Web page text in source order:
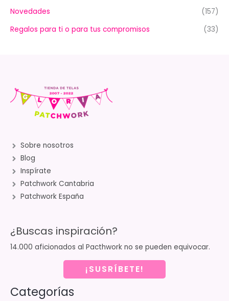
Novedades
(157)
Regalos para ti o para tus compromisos
(33)
Sobre nosotros
Blog
Inspírate
Patchwork Cantabria
Patchwork España
¿Buscas inspiración?
14.000 aficionados al Pacthwork no se pueden equivocar.
¡SUSRÍBETE!
Categorías